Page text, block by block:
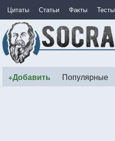
Цитаты Статьи Факты Тесты
+Добавить Популярные